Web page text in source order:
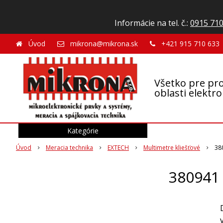
Informácie na tel. č.: 0915
Všetko pre
oblasti
Úvod mikrona@mikrona.sk +421 915 710 633
Úvod Meracia technika EXTECH Multimetre kliešťové
Kategórie